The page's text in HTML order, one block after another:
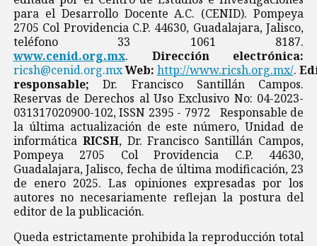
para el Desarrollo Docente A.C. (CENID). Pompeya
2705 Col Providencia C.P. 44630, Guadalajara, Jalisco,
teléfono 33 1061 8187.
www.cenid.org.mx. Dirección electrónica:
ricsh@cenid.org.mxWeb: http://www.ricsh.org.mx/.
responsable; Dr. Francisco Santillán Campos.
Reservas de Derechos al Uso Exclusivo No: 04-2023-
031317020900-102, ISSN 2395 - 7972 Responsable de
la última actualización de este número, Unidad de
informática RICSH, Dr. Francisco Santillán Campos,
Pompeya 2705 Col Providencia C.P. 44630,
Guadalajara, Jalisco, fecha de última modificación, 23
de enero 2025. Las opiniones expresadas por los
autores no necesariamente reflejan la postura del
editor de la publicación.
Queda estrictamente prohibida la reproducción total